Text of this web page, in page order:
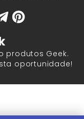
produtos Geek.
oportunidade!